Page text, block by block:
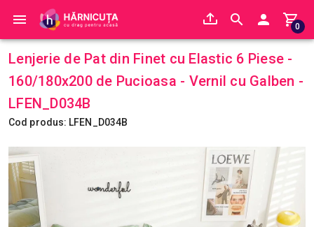
0
Lenjerie de Pat din Finet cu Elastic 6 Piese -
160/180x200 de Pucioasa - Vernil cu Galben -
LFEN_D034B
Cod produs: LFEN_D034B